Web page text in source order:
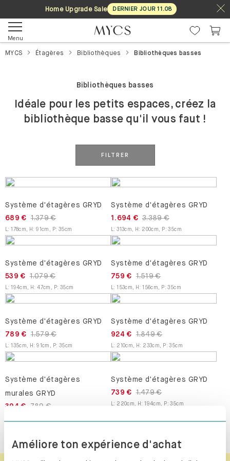
Améliore ton expérience d'achat
Home Upgrade Sale DERNIER JOUR 11.08
Menu
MYCS Étagères Bibliothèques Bibliothèques basses
Bibliothèques basses
Idéale pour les petits espaces, créez la
bibliothèque basse qu'il vous faut !
FILTRER
Système d'étagères GRYD
1.379 €
689 €
:178cm H :91cm P: 35cm
Système d'étagères GRYD
3.389 €
1.694 €
:313cm H : 200cm P:35cm
Système d'étagères GRYD
1.079 €
539 €
:194cm H :47cm P: 35cm
Système d'étagères GRYD
1.519 €
759 €
:153cm H :156cm P:35cm
Système d'étagères GRYD
1.579 €
789 €
:135cm H :91cm P: 35cm
Système d'étagères GRYD
1.849 €
924 €
: 210cm H : 233cm P:35cm
Système d'étagères
murales GRYD
789 €
394 €
Système d'étagères GRYD
1.479 €
739 €
: 220cm H :194cm P:35cm